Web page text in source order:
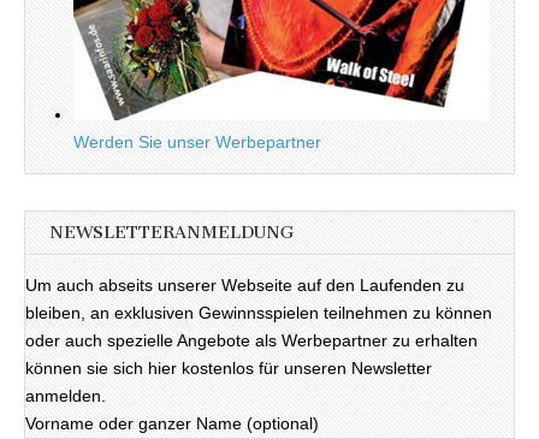
Werden Sie unser Werbepartner
NEWSLETTERANMELDUNG
Um auch abseits unserer Webseite auf den Laufenden zu
bleiben, an exklusiven Gewinnsspielen teilnehmen zu können
oder auch spezielle Angebote als Werbepartner zu erhalten
können sie sich hier kostenlos für unseren Newsletter
anmelden.
Vorname oder ganzer Name (optional)